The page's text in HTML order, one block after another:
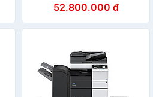
52.800.000 đ